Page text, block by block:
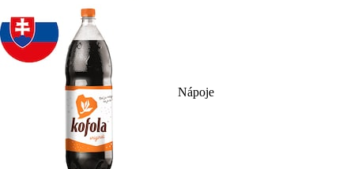
Nápoje